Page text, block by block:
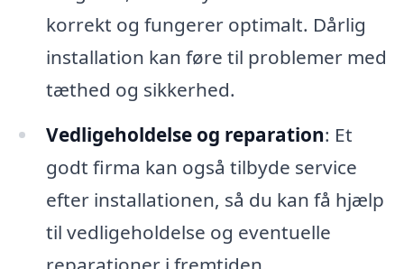
korrekt og fungerer optimalt. Dårlig
installation kan føre til problemer med
tæthed og sikkerhed.
Vedligeholdelse og reparation: Et
godt firma kan også tilbyde service
efter installationen, så du kan få hjælp
til vedligeholdelse og eventuelle